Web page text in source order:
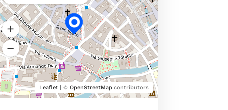
Leaflet| © OpenStreetMapcontributors